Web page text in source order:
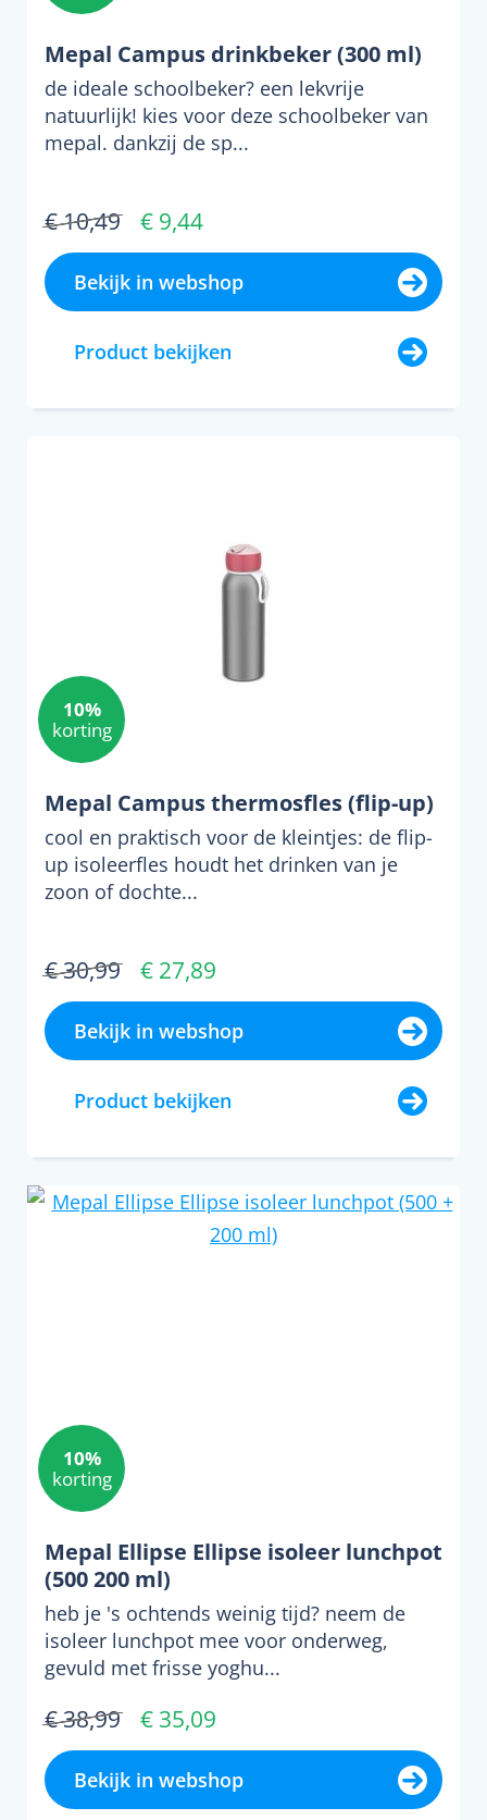
Mepal Campus drinkbeker (300 ml)
de ideale schoolbeker? een lekvrije
natuurlijk! kies voor deze schoolbeker van
mepal. dankzij de sp...
€ 10,49 € 9,44
Bekijk in webshop
Product bekijken
10%
korting
Mepal Campus thermosfles (flip-up)
cool en praktisch voor de kleintjes: de flip-
up isoleerfles houdt het drinken van je
zoon of dochte...
€ 30,99 € 27,89
Bekijk in webshop
Product bekijken
10%
korting
Mepal Ellipse Ellipse isoleer lunchpot
(500 200 ml)
heb je 's ochtends weinig tijd? neem de
isoleer lunchpot mee voor onderweg,
gevuld met frisse yoghu...
€ 38,99 € 35,09
Bekijk in webshop